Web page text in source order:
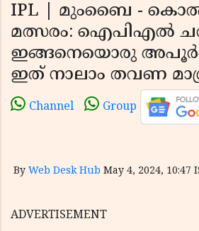
IPL | മുംബൈ -
മത്സരം: ഐപിഎൽ
ഇങ്ങനെയൊരു
ഇത് നാലാം തവണ
Channel Group
By Web Desk Hub May 4, 2024, 10:47
ADVERTISEMENT